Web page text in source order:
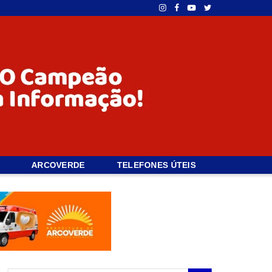
ARCOVERDE TELEFONES ÚTEIS